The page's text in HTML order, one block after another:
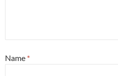
Name *